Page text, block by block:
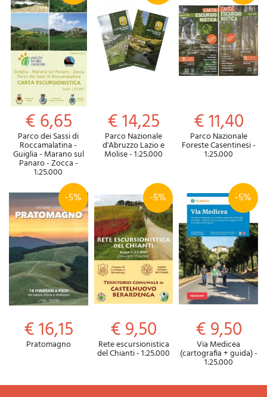
€ 6,65
Parco dei Sassi di
Roccamalatina -
Guiglia - Marano sul
Panaro - Zocca -
1:25.000
€ 14,25
Parco Nazionale
d'Abruzzo Lazio e
Molise - 1:25.000
€ 11,40
Parco Nazionale
Foreste Casentinesi -
1:25.000
-5%
€ 16,15
Pratomagno
-5%
€ 9,50
Rete escursionistica
del Chianti - 1:25.000
-5%
€ 9,50
Via Medicea
(cartografia + guida) -
1:25.000